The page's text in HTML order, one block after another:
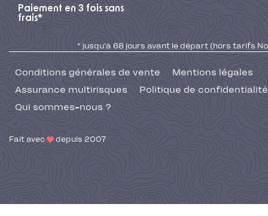
Paiement en 3 fois sans
frais*
* jusqu'à 68 jours avant le départ (hors tarifs No
Conditions générales de vente
Mentions légales
Assurance multirisques
Politique de confidentialité
Qui sommes-nous ?
Fait avec depuis 2007